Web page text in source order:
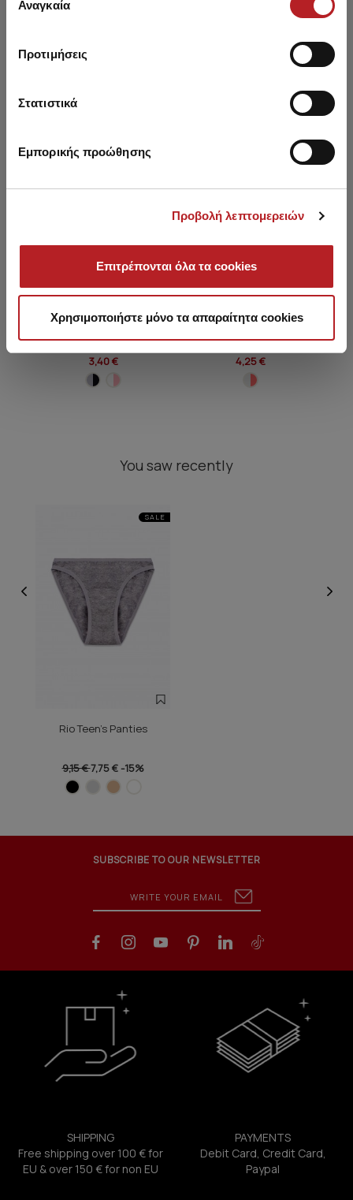
των υπηρεσιών τους.
συγκατάθεσης
Αναγκαία
Προτιμήσεις
Στατιστικά
Εμπορικής προώθησης
Προβολή λεπτομερειών
Επιτρέπονται όλα τα cookies
Χρησιμοποιήστε μόνο τα απαραίτητα cookies
Vichy Brazil Kids' / Teens'
Panty
3,40 €
HOT OFFER
A Pois Rio Teen's Slip
4,25 €
You saw recently
SALE
Rio Teen's Panties
9,15 €7,75 € -15%
SUBSCRIBE TO OUR NEWSLETTER
SHIPPING
Free shipping over 100 € for
EU & over 150 € for non EU
PAYMENTS
Debit Card, Credit Card,
Paypal